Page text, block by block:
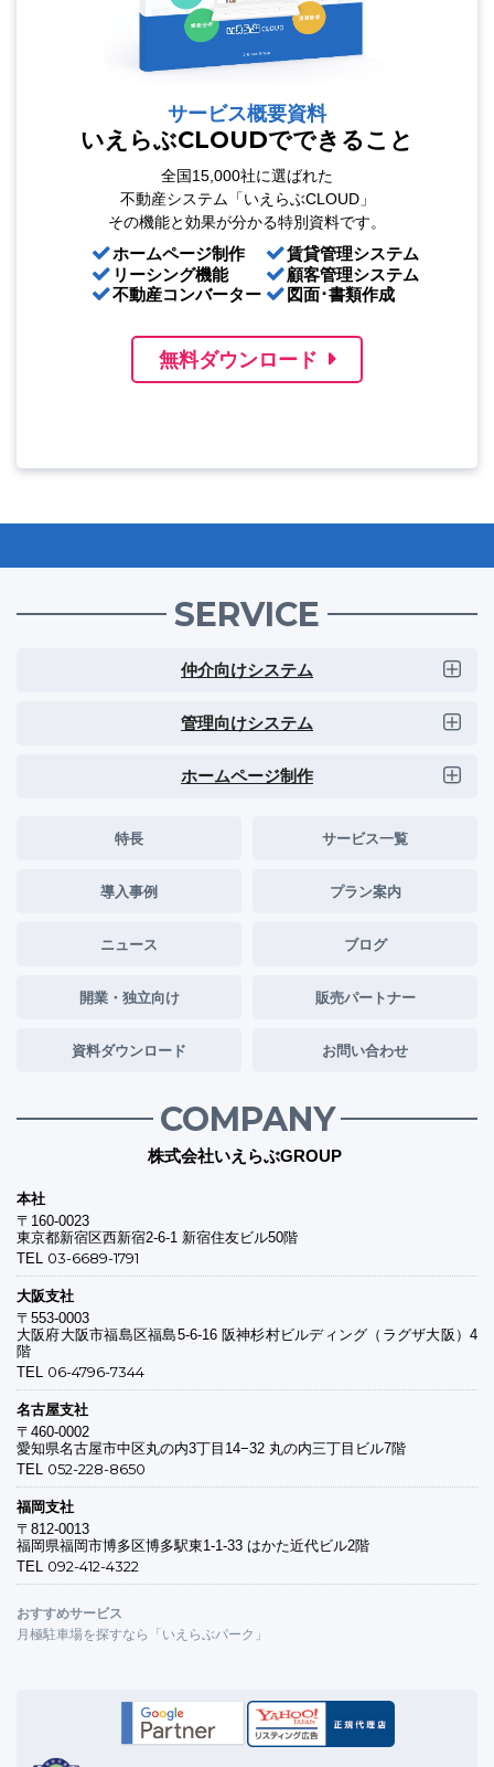
サービス概要資料
いえらぶCLOUDでできること
全国15,000社に選ばれた
不動産システム「いえらぶCLOUD」
その機能と効果が分かる特別資料です。
ホームページ制作
リーシング機能
不動産コンバーター
賃貸管理システム
顧客管理システム
図面･書類作成
無料ダウンロード
SERVICE
仲介向けシステム
管理向けシステム
ホームページ制作
特長 サービス一覧
導入事例 プラン案内
ニュース ブログ
開業・独立向け 販売パートナー
資料ダウンロード お問い合わせ
COMPANY
株式会社いえらぶGROUP
本社
〒160-0023
東京都新宿区西新宿2-6-1 新宿住友ビル50階
TEL 03-6689-1791
大阪支社
〒553-0003
大阪府大阪市福島区福島5-6-16 阪神杉村ビルディング（ラグザ大阪）4
階
TEL 06-4796-7344
名古屋支社
〒460-0002
愛知県名古屋市中区丸の内3丁目14−32 丸の内三丁目ビル7階
TEL 052-228-8650
福岡支社
〒812-0013
福岡県福岡市博多区博多駅東1-1-33 はかた近代ビル2階
TEL 092-412-4322
おすすめサービス
月極駐車場を探すなら「いえらぶパーク」